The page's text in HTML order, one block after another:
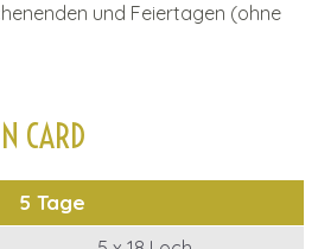
und Feiertagen (ohne
CARD
5 Tage